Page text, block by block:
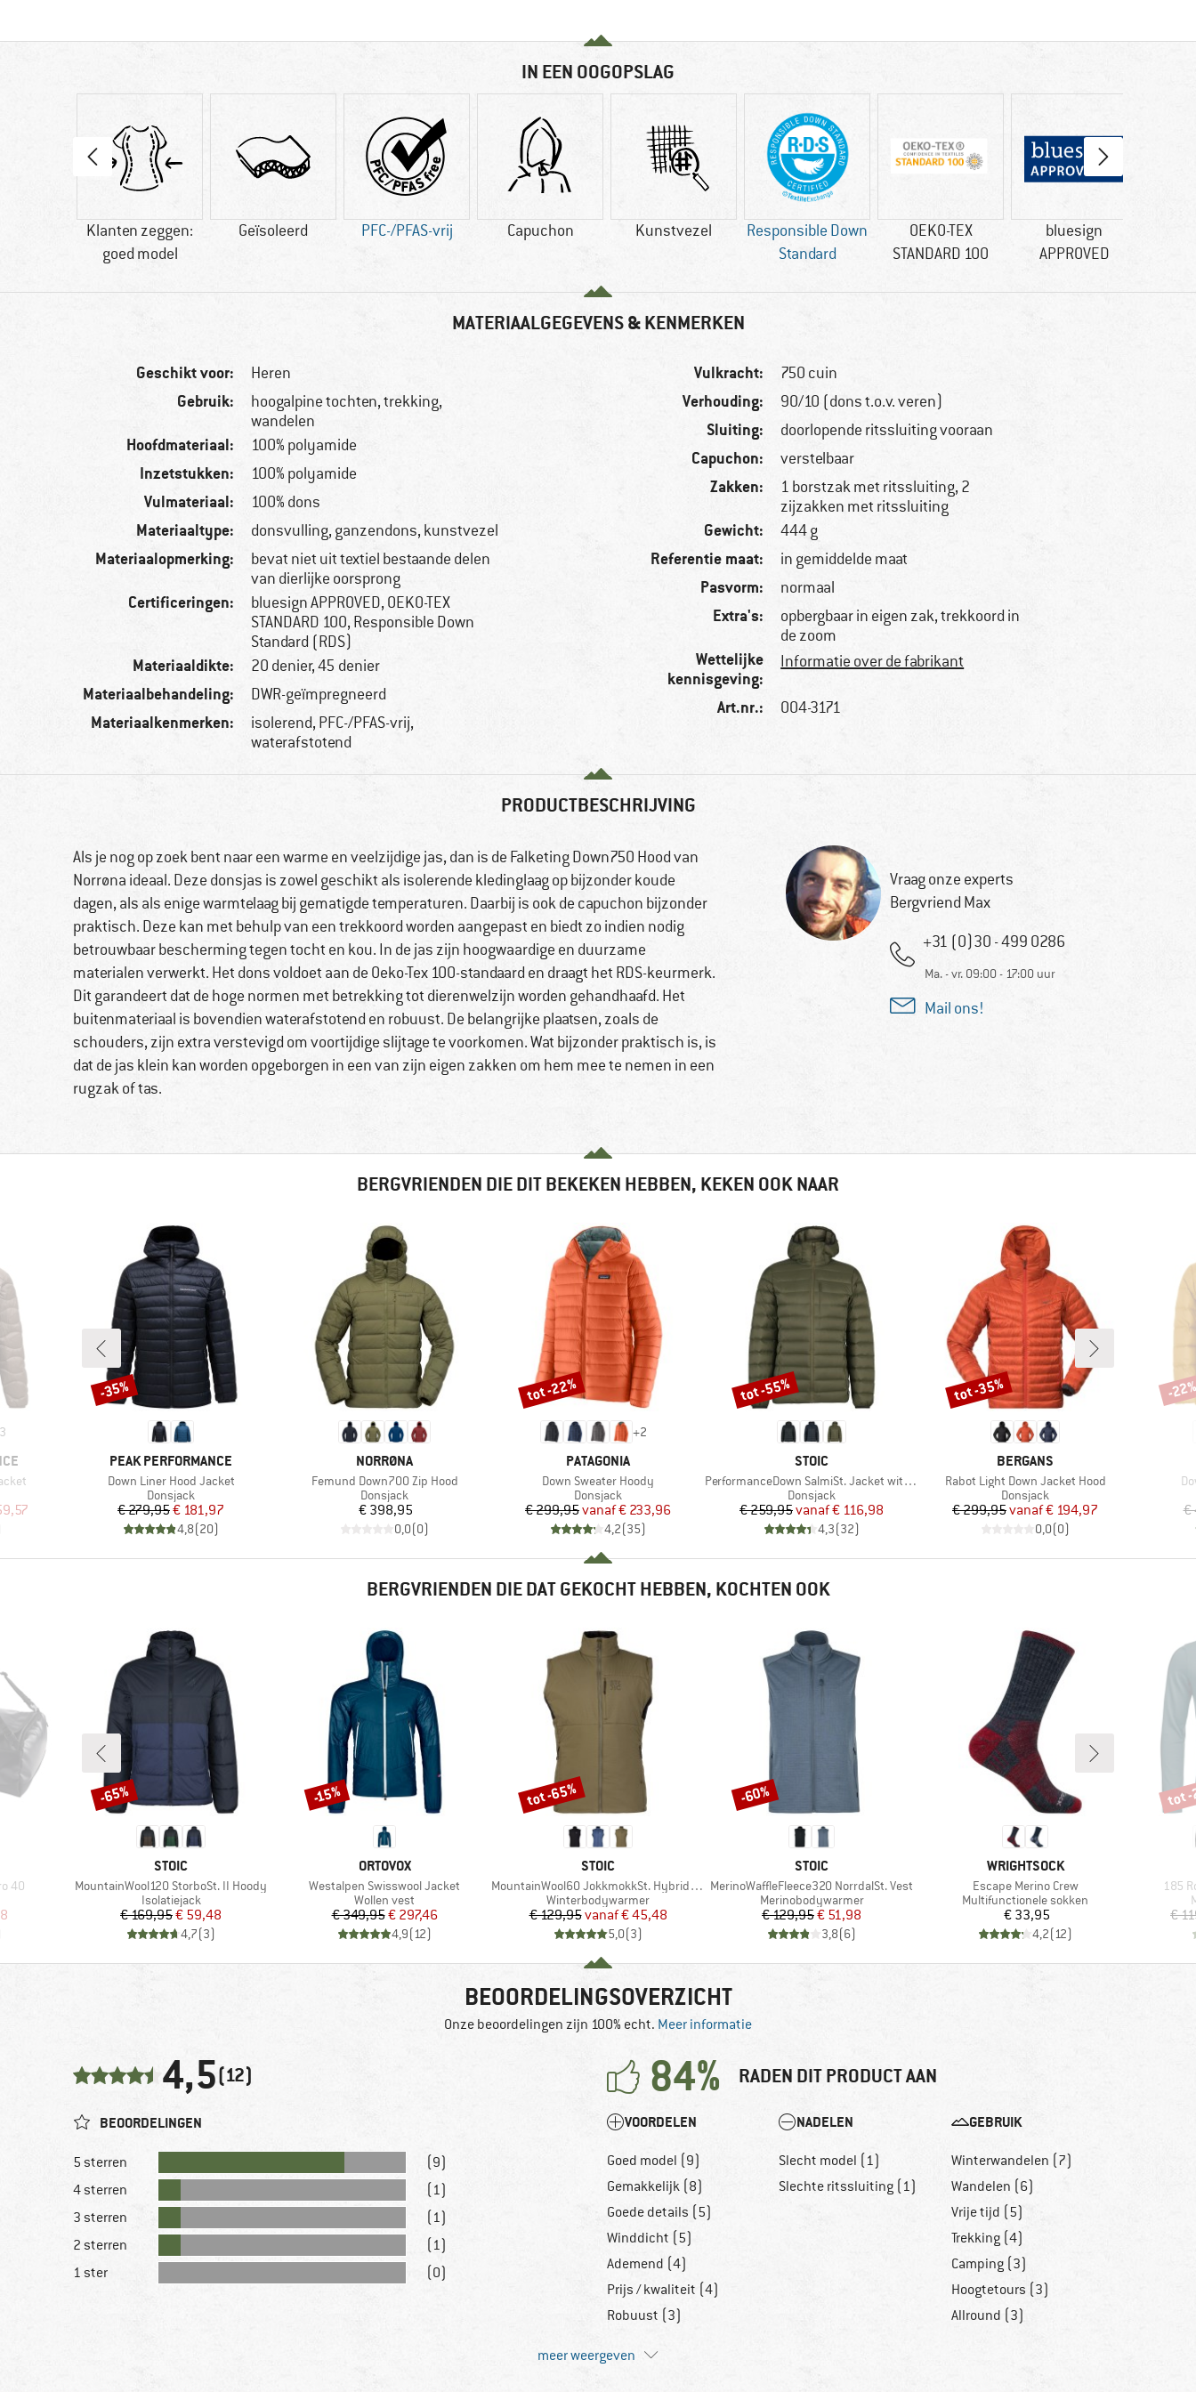
IN EEN OOGOPSLAG
Klanten zeggen:
goed model
Geïsoleerd PFC-/PFAS-vrij Capuchon Kunstvezel
Responsible Down
Standard
OEKO-TEX
STANDARD 100
bluesign
APPROVED
MATERIAALGEGEVENS & KENMERKEN
Geschikt voor: Heren
Gebruik:
hoogalpine tochten, trekking,
wandelen
Hoofdmateriaal: 100% polyamide
Inzetstukken: 100% polyamide
Vulmateriaal: 100% dons
Materiaaltype: donsvulling, ganzendons, kunstvezel
Materiaalopmerking:
bevat niet uit textiel bestaande delen
van dierlijke oorsprong
Certificeringen:
bluesign APPROVED, OEKO-TEX
STANDARD 100, Responsible Down
Standard (RDS)
Materiaaldikte: 20 denier, 45 denier
Materiaalbehandeling: DWR-geïmpregneerd
Materiaalkenmerken:
isolerend, PFC-/PFAS-vrij,
waterafstotend
Vulkracht: 750 cuin
Verhouding: 90/10 (dons t.o.v. veren)
Sluiting: doorlopende ritssluiting vooraan
Capuchon: verstelbaar
Zakken:
1 borstzak met ritssluiting, 2
zijzakken met ritssluiting
Gewicht: 444 g
Referentie maat: in gemiddelde maat
Pasvorm: normaal
Extra's:
opbergbaar in eigen zak, trekkoord in
de zoom
Wettelijke
kennisgeving:
Informatie over de fabrikant
Art.nr.: 004-3171
PRODUCTBESCHRIJVING
Als je nog op zoek bent naar een warme en veelzijdige jas, dan is de Falketing Down750 Hood van
Norrøna ideaal. Deze donsjas is zowel geschikt als isolerende kledinglaag op bijzonder koude
dagen, als als enige warmtelaag bij gematigde temperaturen. Daarbij is ook de capuchon bijzonder
praktisch. Deze kan met behulp van een trekkoord worden aangepast en biedt zo indien nodig
betrouwbaar bescherming tegen tocht en kou. In de jas zijn hoogwaardige en duurzame
materialen verwerkt. Het dons voldoet aan de Oeko-Tex 100-standaard en draagt het RDS-keurmerk.
Dit garandeert dat de hoge normen met betrekking tot dierenwelzijn worden gehandhaafd. Het
buitenmateriaal is bovendien waterafstotend en robuust. De belangrijke plaatsen, zoals de
schouders, zijn extra verstevigd om voortijdige slijtage te voorkomen. Wat bijzonder praktisch is, is
dat de jas klein kan worden opgeborgen in een van zijn eigen zakken om hem mee te nemen in een
rugzak of tas.
Vraag onze experts
Bergvriend Max
+31 (0)30 - 499 0286
Ma. - vr. 09:00 - 17:00 uur
Mail ons!
BERGVRIENDEN DIE DIT BEKEKEN HEBBEN, KEKEN OOK NAAR
3
prijs
MERK
PEAK PERFORMANCE
Artikel
Down Liner Hood Jacket
Productgroep
Donsjack
Prijs
€ 279,95Verlaagde prijs
€ 181,97
4,8(20)
Korting
-35%
MERK
NORRØNA
Artikel
Femund Down700 Zip Hood
Productgroep
Donsjack
Prijs
€ 398,95
0,0(0)
+2
MERK
PATAGONIA
Artikel
Down Sweater Hoody
Productgroep
Donsjack
Prijs
€ 299,95 Verlaagde prijs
vanaf€ 233,96
4,2(35)
Korting
tot -22%
MERK
STOIC
Artikel
PerformanceDown SalmiSt. Jacket with Hood
Productgroep
Donsjack
Prijs
€ 259,95 Verlaagde prijs
vanaf€ 116,98
4,3(32)
Korting
tot -55%
MERK
BERGANS
Artikel
Rabot Light Down Jacket Hood
Productgroep
Donsjack
Prijs
€ 299,95 Verlaagde prijs
vanaf€ 194,97
0,0(0)
Korting
tot -35%
€
-
BERGVRIENDEN DIE DAT GEKOCHT HEBBEN, KOCHTEN OOK
40
prijs
MERK
STOIC
Artikel
MountainWool120 StorboSt. II Hoody
Productgroep
Isolatiejack
Prijs
€ 169,95Verlaagde prijs
€ 59,48
4,7(3)
Korting
-65%
MERK
ORTOVOX
Artikel
Westalpen Swisswool Jacket
Productgroep
Wollen vest
Prijs
€ 349,95Verlaagde prijs
€ 297,46
4,9(12)
Korting
-15%
MERK
STOIC
Artikel
MountainWool60 JokkmokkSt. Hybrid Vest
Productgroep
Winterbodywarmer
Prijs
€ 129,95 Verlaagde prijs
vanaf€ 45,48
5,0(3)
Korting
tot -65%
MERK
STOIC
Artikel
MerinoWaffleFleece320 NorrdalSt. Vest
Productgroep
Merinobodywarmer
Prijs
€ 129,95Verlaagde prijs
€ 51,98
3,8(6)
Korting
-60%
MERK
WRIGHTSOCK
Artikel
Escape Merino Crew
Productgroep
Multifunctionele sokken
Prijs
€ 33,95
4,2(12)
Artikel
185
€
tot
BEOORDELINGSOVERZICHT
Onze beoordelingen zijn 100% echt. Meer informatie
4,5(12) 84% RADEN DIT PRODUCT AAN
BEOORDELINGEN
5 sterren
(9)
4 sterren
(1)
3 sterren
(1)
2 sterren
(1)
1 ster
(0)
VOORDELEN
Goed model (9)
Gemakkelijk (8)
Goede details (5)
Winddicht (5)
Ademend (4)
Prijs / kwaliteit (4)
Robuust (3)
NADELEN
Slecht model (1)
Slechte ritssluiting (1)
GEBRUIK
Winterwandelen (7)
Wandelen (6)
Vrije tijd (5)
Trekking (4)
Camping (3)
Hoogtetours (3)
Allround (3)
meer weergeven